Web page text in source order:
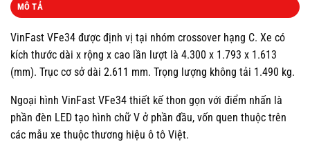
MÔ TẢ
VinFast VFe34 được định vị tại nhóm crossover hạng C. Xe có
kích thước dài x rộng x cao lần lượt là 4.300 x 1.793 x 1.613
(mm). Trục cơ sở dài 2.611 mm. Trọng lượng không tải 1.490 kg.
Ngoại hình VinFast VFe34 thiết kế thon gọn với điểm nhấn là
phần đèn LED tạo hình chữ V ở phần đầu, vốn quen thuộc trên
các mẫu xe thuộc thương hiệu ô tô Việt.